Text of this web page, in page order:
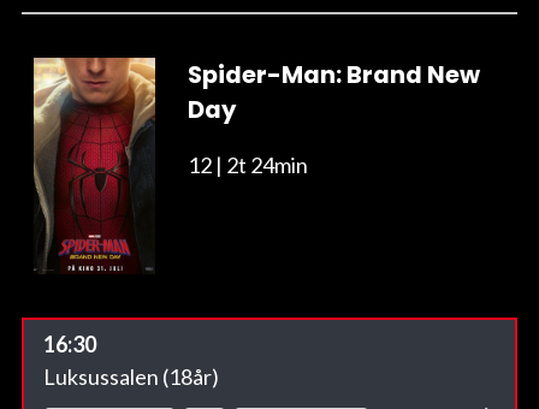
Spider-Man: Brand New
Day
12 | 2t 24min
16:30
Luksussalen (18år)